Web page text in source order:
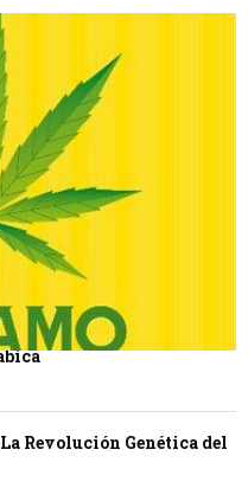
R
Revolución Genética del